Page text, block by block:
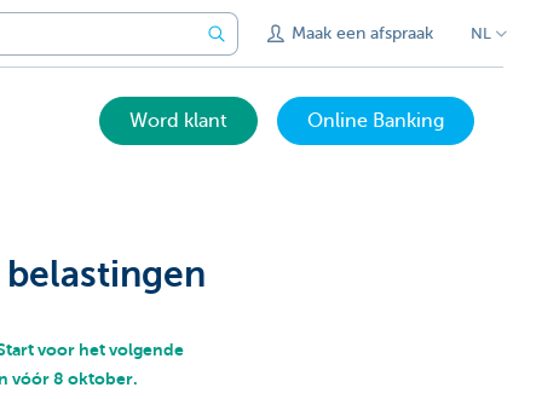
Maak een afspraak NL
Word klant Online Banking
voor het volgende
vóór 8 oktober.